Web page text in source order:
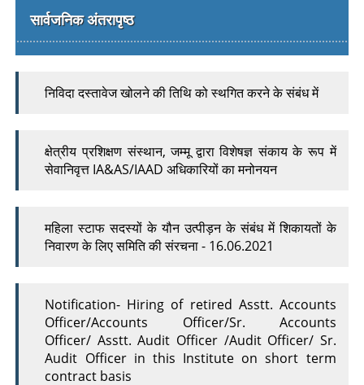
सार्वजनिक अंतरापृष्ठ
निविदा दस्तावेज खोलने की तिथि को स्थगित करने के संबंध में
क्षेत्रीय प्रशिक्षण संस्थान, जम्मू द्वारा विशेषज्ञ संकाय के रूप में
सेवानिवृत्त IA&AS/IAAD अधिकारियों का मनोनयन
महिला स्टाफ सदस्यों के यौन उत्पीड़न के संबंध में शिकायतों के
निवारण के लिए समिति की संरचना - 16.06.2021
Notification- Hiring of retired Asstt. Accounts
Officer/Accounts Officer/Sr. Accounts
Officer/ Asstt. Audit Officer /Audit Officer/ Sr.
Audit Officer in this Institute on short term
contract basis